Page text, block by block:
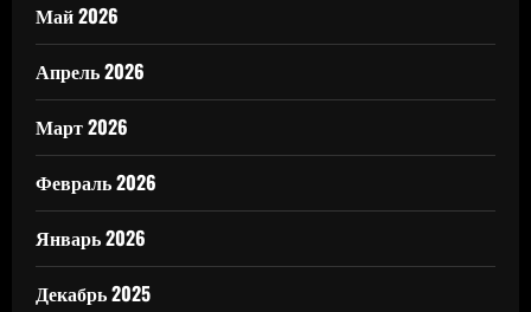
Май 2026
Апрель 2026
Март 2026
Февраль 2026
Январь 2026
Декабрь 2025